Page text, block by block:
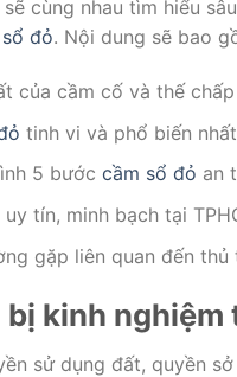
cùng nhau tìm hiểu
đỏ. Nội dung sẽ bao
của cầm cố và thế chấp
tinh vi và phổ biến
5 bước cầm sổ đỏ an
uy tín, minh bạch tại
gặp liên quan đến
kinh nghiệm
sử dụng đất, quyền